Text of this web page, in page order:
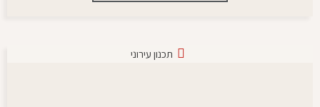
תכנון עירוני